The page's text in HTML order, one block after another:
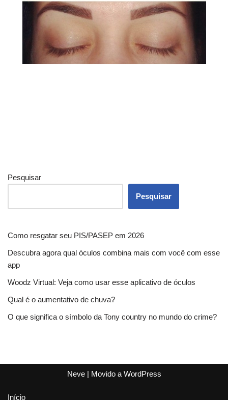
Pesquisar
Pesquisar
Como resgatar seu PIS/PASEP em 2026
Descubra agora qual óculos combina mais com você com esse
app
Woodz Virtual: Veja como usar esse aplicativo de óculos
Qual é o aumentativo de chuva?
O que significa o símbolo da Tony country no mundo do crime?
Neve| Movido a WordPress
Início